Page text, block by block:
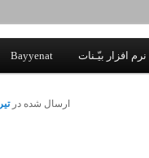
Bayyenat نرم افزار بیّـنات
ارسال شده درتیر ۲۸, ۱۳۸۷